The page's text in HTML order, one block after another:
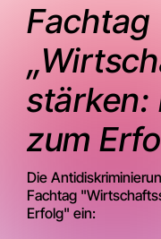
Fachtag
stärken:
zum
Die
Fachtag
Erfolg" ein: